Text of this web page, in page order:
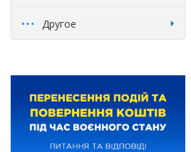
Другое